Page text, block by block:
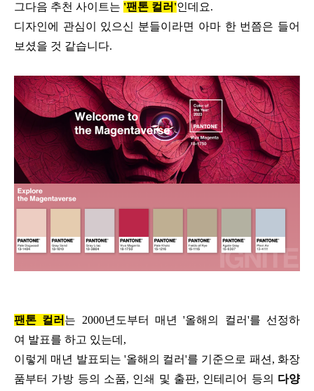
그다음 추천 사이트는 '팬톤 컬러'인데요.
디자인에 관심이 있으신 분들이라면 아마 한 번쯤은 들어
보셨을 것 같습니다.
팬톤 컬러 는 2000년도부터 매년 '올해의 컬러'를 선정하
여 발표를 하고 있는데,
이렇게 매년 발표되는 '올해의 컬러'를 기준으로 패션, 화장
품부터 가방 등의 소품, 인쇄 및 출판, 인테리어 등의 다양